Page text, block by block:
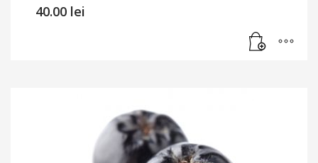
40.00 lei